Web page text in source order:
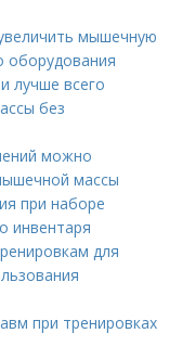
мышечную
оборудования
лучше всего
без
можно
массы
при наборе
инвентаря
для
при тренировках